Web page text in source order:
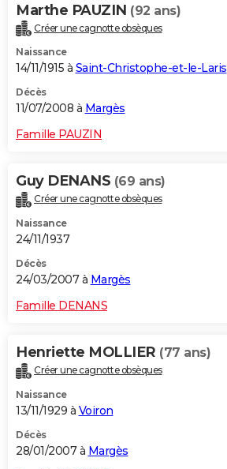
Marthe PAUZIN (92 ans)
Créer une cagnotte obsèques
Naissance
14/11/1915 à Saint-Christophe-et-le-Laris
Décès
11/07/2008 à Margès
Famille PAUZIN
Guy DENANS (69 ans)
Créer une cagnotte obsèques
Naissance
24/11/1937
Décès
24/03/2007 à Margès
Famille DENANS
Henriette MOLLIER (77 ans)
Créer une cagnotte obsèques
Naissance
13/11/1929 à Voiron
Décès
28/01/2007 à Margès